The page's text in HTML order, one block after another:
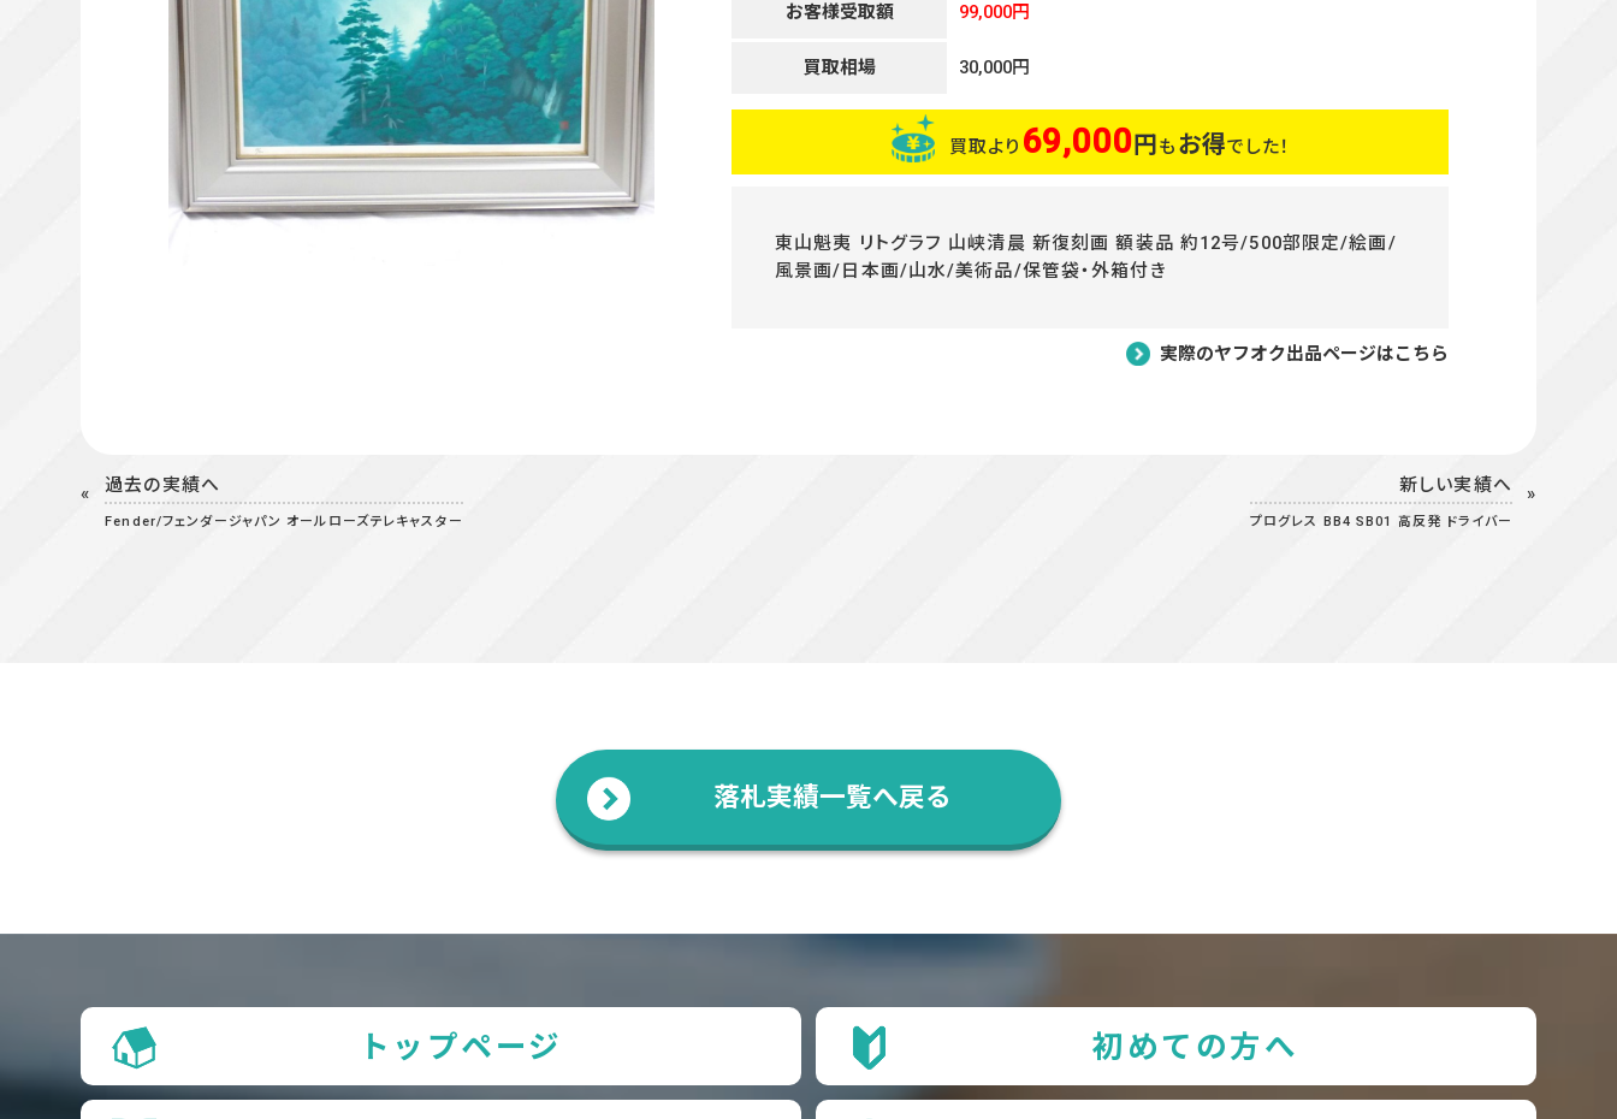
お客様受取額 99,000円
買取相場 30,000円
買取より 69,000円も お得でした！
東山魁夷 リトグラフ 山峡清晨 新復刻画 額装品 約12号/500部限定/絵画/
風景画/日本画/山水/美術品/保管袋・外箱付き
実際のヤフオク出品ページはこちら
過去の実績へ
Fender/フェンダージャパン オールローズテレキャスター
新しい実績へ
プログレス BB4 SB01 高反発 ドライバー
落札実績一覧へ戻る
トップページ 初めての方へ